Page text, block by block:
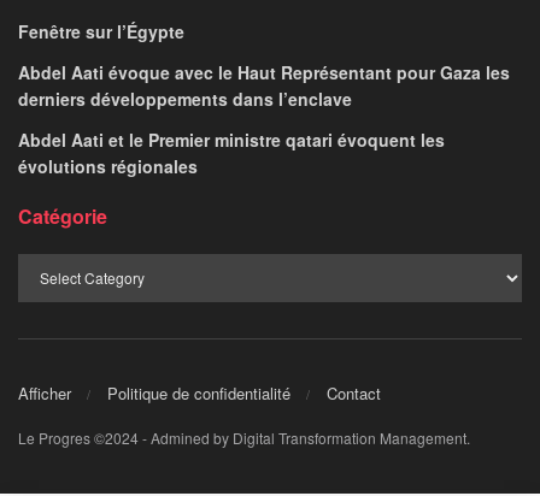
Fenêtre sur l’Égypte
Abdel Aati évoque avec le Haut Représentant pour Gaza les
derniers développements dans l’enclave
Abdel Aati et le Premier ministre qatari évoquent les
évolutions régionales
Catégorie
Afficher Politique de confidentialité Contact
Le Progres ©2024 - Admined by Digital Transformation Management.